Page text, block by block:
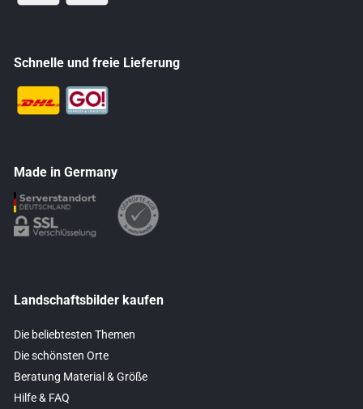
Schnelle und freie Lieferung
Made in Germany
Landschaftsbilder kaufen
Die beliebtesten Themen
Die schönsten Orte
Beratung Material & Größe
Hilfe & FAQ